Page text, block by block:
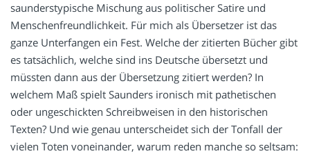
saunderstypische Mischung aus politischer Satire und
Menschenfreundlichkeit. Für mich als Übersetzer ist das
ganze Unterfangen ein Fest. Welche der zitierten Bücher gibt
es tatsächlich, welche sind ins Deutsche übersetzt und
müssten dann aus der Übersetzung zitiert werden? In
welchem Maß spielt Saunders ironisch mit pathetischen
oder ungeschickten Schreibweisen in den historischen
Texten? Und wie genau unterscheidet sich der Tonfall der
vielen Toten voneinander, warum reden manche so seltsam: